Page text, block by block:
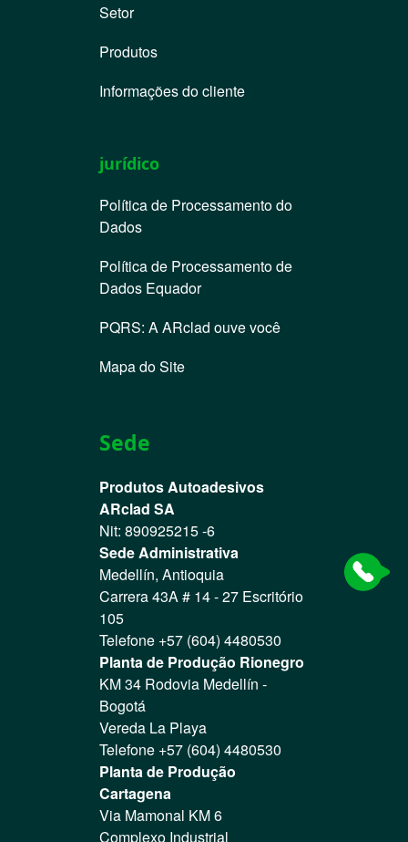
Setor
Produtos
Informações do cliente
jurídico
Política de Processamento do
Dados
Política de Processamento de
Dados Equador
PQRS: A ARclad ouve você
Mapa do Site
Sede
Produtos Autoadesivos
ARclad SA
Nit: 890925215 -6
Sede Administrativa
Medellín, Antioquia
Carrera 43A # 14 - 27 Escritório
105
Telefone +57 (604) 4480530
Planta de Produção Rionegro
KM 34 Rodovia Medellín -
Bogotá
Vereda La Playa
Telefone +57 (604) 4480530
Planta de Produção
Cartagena
Via Mamonal KM 6
Complexo Industrial